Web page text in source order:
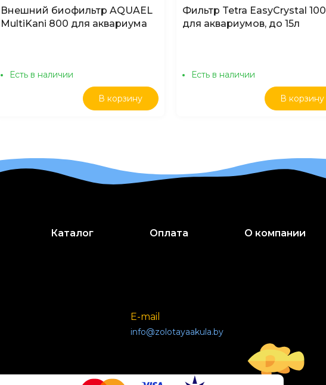
Внешний биофильтр AQUAEL
MultiKani 800 для аквариума
Есть в наличии
В корзину
Фильтр Tetra EasyCrystal 100
для аквариумов, до 15л
Есть в наличии
В корзину
Каталог Оплата О компании
E-mail
info@zolotayaakula.by